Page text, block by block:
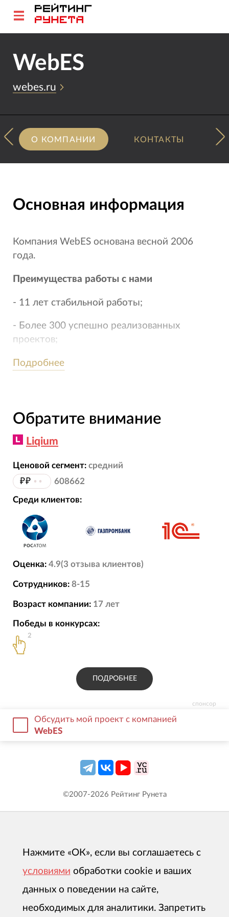
WebES
webes.ru
О КОМПАНИИ КОНТАКТЫ
Основная информация
Компания WebES основана весной 2006
года.
Преимущества работы с нами
- 11 лет стабильной работы;
- Более 300 успешно реализованных
проектов;
- Разработка интернет-проектов любой
- Неограниченные возможности
использования современной телефонии,
Подробнее
спонсор
Обратите внимание
Liqium
Ценовой сегмент: средний
₽₽ •• 608662
Среди клиентов:
Оценка: 4.9(3 отзыва клиентов)
Сотрудников: 8-15
Возраст компании: 17 лет
Победы в конкурсах:
2
ПОДРОБНЕЕ
Обсудить мой проект с компанией
WebES
©2007-2026 Рейтинг Рунета
Нажмите «ОК», если вы соглашаетесь с
условиями обработки cookie и ваших
данных о поведении на сайте,
необходимых для аналитики. Запретить